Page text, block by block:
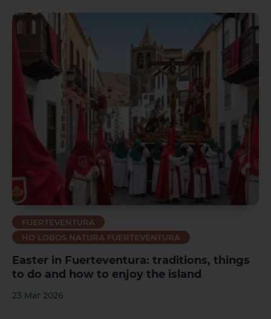
El Hierro La Gomera
FUERTEVENTURA
HD LOBOS NATURA FUERTEVENTURA
Easter in Fuerteventura: traditions, things
to do and how to enjoy the island
23 Mar 2026